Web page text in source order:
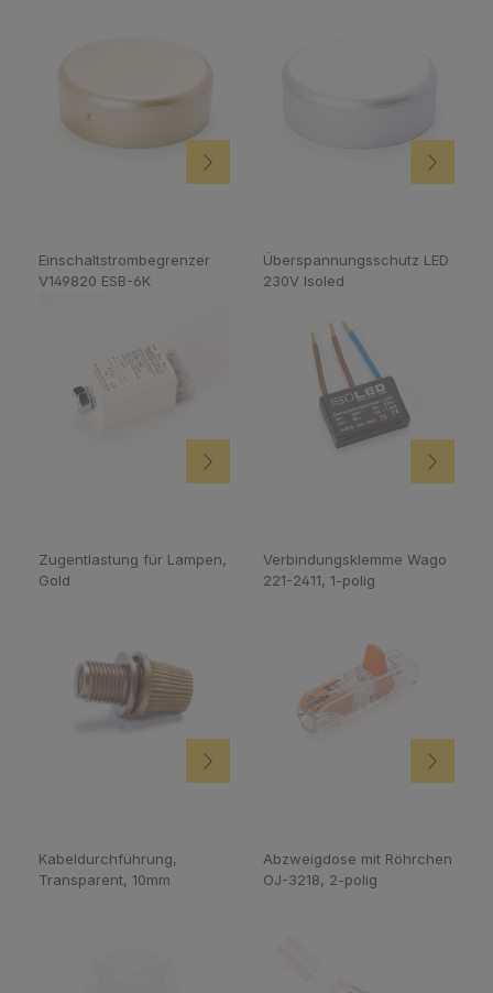
Einschaltstrombegrenzer
V149820 ESB-6K
Überspannungsschutz LED
230V Isoled
Zugentlastung für Lampen,
Gold
Verbindungsklemme Wago
221-2411, 1-polig
Kabeldurchführung,
Transparent, 10mm
Abzweigdose mit Röhrchen
OJ-3218, 2-polig